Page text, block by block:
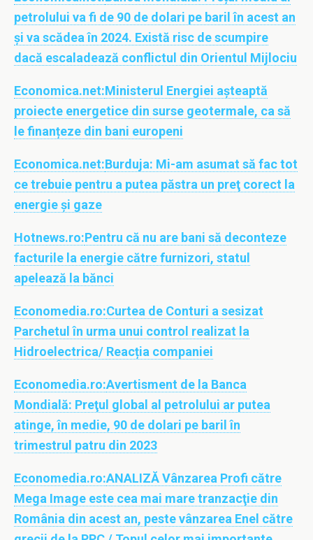
petrolului va fi de 90 de dolari pe baril în acest an
și va scădea în 2024. Există risc de scumpire
dacă escaladează conflictul din Orientul Mijlociu
Economica.net:Ministerul Energiei așteaptă
proiecte energetice din surse geotermale, ca să
le finanțeze din bani europeni
Economica.net:Burduja: Mi-am asumat să fac tot
ce trebuie pentru a putea păstra un preţ corect la
energie şi gaze
Hotnews.ro:Pentru că nu are bani să deconteze
facturile la energie către furnizori, statul
apelează la bănci
Economedia.ro:Curtea de Conturi a sesizat
Parchetul în urma unui control realizat la
Hidroelectrica/ Reacția companiei
Economedia.ro:Avertisment de la Banca
Mondială: Preţul global al petrolului ar putea
atinge, în medie, 90 de dolari pe baril în
trimestrul patru din 2023
Economedia.ro:ANALIZĂ Vânzarea Profi către
Mega Image este cea mai mare tranzacţie din
România din acest an, peste vânzarea Enel către